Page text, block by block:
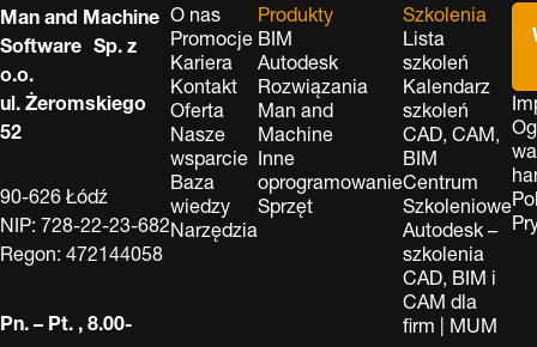
Man and Machine
Software Sp. z
o.o.
ul. Żeromskiego
52
90-626 Łódź
NIP: 728-22-23-682
Regon: 472144058
Pn. – Pt. , 8.00-
O nas
Promocje
Kariera
Kontakt
Oferta
Nasze
wsparcie
Baza
wiedzy
Narzędzia
Produkty
BIM
Autodesk
Rozwiązania
Man and
Machine
Inne
oprogramowanie
Sprzęt
Szkolenia
Lista
szkoleń
Kalendarz
szkoleń
CAD, CAM,
BIM
Centrum
Szkoleniowe
Autodesk –
szkolenia
CAD, BIM i
CAM dla
firm | MUM